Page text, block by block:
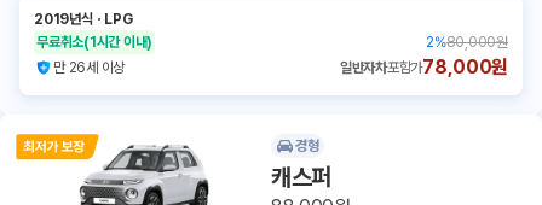
2019년식 ㆍ LPG
무료취소(1시간 이내) 2%80,000원
만 26세 이상
일반자차포함가78,000원
경형
캐스퍼